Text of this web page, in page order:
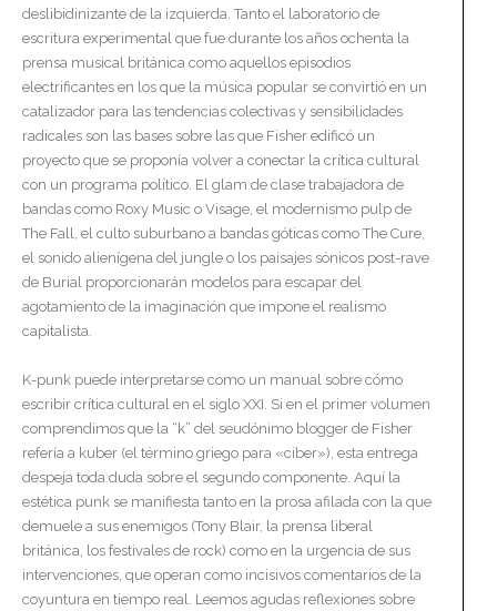
deslibidinizante de la izquierda. Tanto el laboratorio de
escritura experimental que fue durante los años ochenta la
prensa musical británica como aquellos episodios
electrificantes en los que la música popular se convirtió en un
catalizador para las tendencias colectivas y sensibilidades
radicales son las bases sobre las que Fisher edificó un
proyecto que se proponía volver a conectar la crítica cultural
con un programa político. El glam de clase trabajadora de
bandas como Roxy Music o Visage, el modernismo pulp de
The Fall, el culto suburbano a bandas góticas como The Cure,
el sonido alienígena del jungle o los paisajes sónicos post-rave
de Burial proporcionarán modelos para escapar del
agotamiento de la imaginación que impone el realismo
capitalista.
K-punk puede interpretarse como un manual sobre cómo
escribir crítica cultural en el siglo XXI. Si en el primer volumen
comprendimos que la “k” del seudónimo blogger de Fisher
refería a kuber (el término griego para «ciber»), esta entrega
despeja toda duda sobre el segundo componente. Aquí la
estética punk se manifiesta tanto en la prosa afilada con la que
demuele a sus enemigos (Tony Blair, la prensa liberal
británica, los festivales de rock) como en la urgencia de sus
intervenciones, que operan como incisivos comentarios de la
coyuntura en tiempo real. Leemos agudas reflexiones sobre